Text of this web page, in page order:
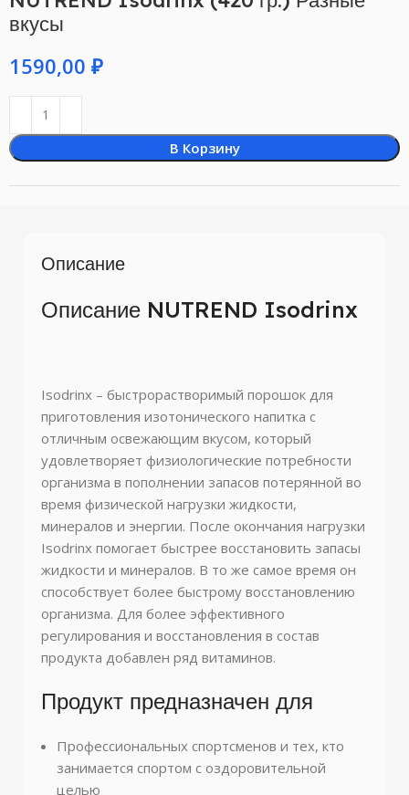
вкусы
₽
В Корзину
Описание
Описание NUTREND Isodrinx
Isodrinx – быстрорастворимый порошок для
приготовления изотонического напитка с
отличным освежающим вкусом, который
удовлетворяет физиологические потребности
организма в пополнении запасов потерянной во
время физической нагрузки жидкости,
минералов и энергии. После окончания нагрузки
Isodrinx помогает быстрее восстановить запасы
жидкости и минералов. В то же самое время он
способствует более быстрому восстановлению
организма. Для более эффективного
регулирования и восстановления в состав
продукта добавлен ряд витаминов.
Продукт предназначен для
Профессиональных спортсменов и тех, кто
занимается спортом с оздоровительной
целью